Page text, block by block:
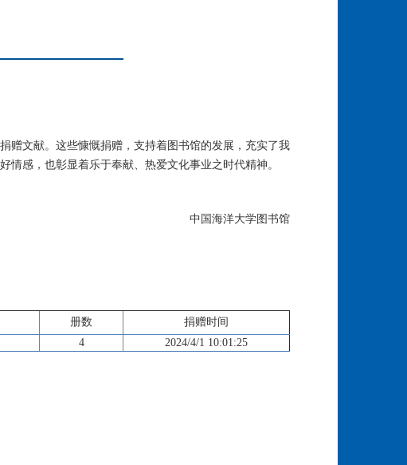
赠文献。这些慷慨捐赠，支持着图书馆的发展，充实了我
感，也彰显着乐于奉献、热爱文化事业之时代精神。
中国海洋大学图书馆
册数
捐赠时间
4 2024/4/1 10:01:25